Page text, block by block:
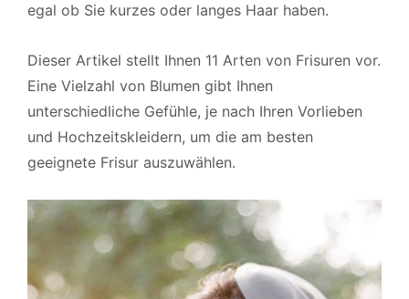
egal ob Sie kurzes oder langes Haar haben.
Dieser Artikel stellt Ihnen 11 Arten von Frisuren vor.
Eine Vielzahl von Blumen gibt Ihnen
unterschiedliche Gefühle, je nach Ihren Vorlieben
und Hochzeitskleidern, um die am besten
geeignete Frisur auszuwählen.